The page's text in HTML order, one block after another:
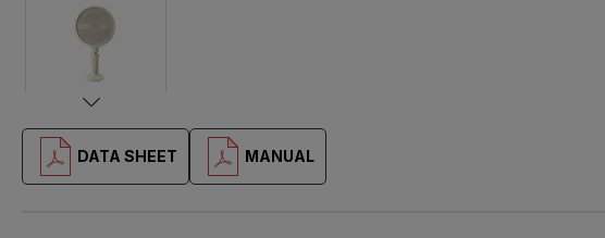
DATA SHEET MANUAL